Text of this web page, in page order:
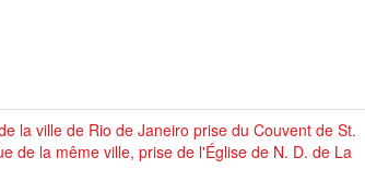
la ville de Rio de Janeiro prise du Couvent de St.
de la même ville, prise de l'Église de N. D. de La